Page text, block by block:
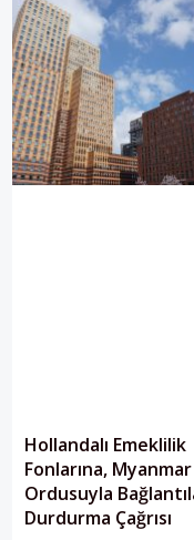
Hollandalı Emeklilik
Fonlarına, Myanmar
Ordusuyla
Durdurma Çağrısı